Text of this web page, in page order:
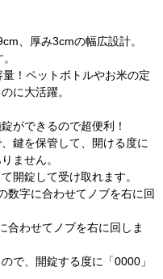
、厚み3cmの幅広設計。
！ペットボトルやお米の定
に大活躍。
ができるので超便利！
鍵を保管して、開ける度に
ません。
開錠して受け取れます。
数字に合わせてノブを右に回
合わせてノブを右に回しま
で、開錠する度に「0000」